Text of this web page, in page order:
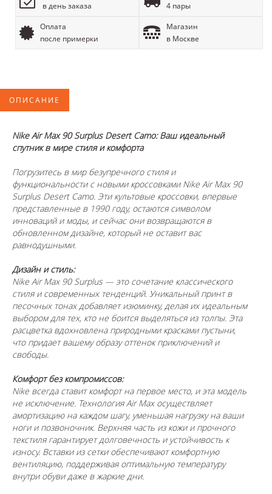
в день заказа
4 пары
Оплата
после примерки
Магазин
в Москве
ОПИСАНИЕ
Nike Air Max 90 Surplus Desert Camo: Ваш идеальный
спутник в мире стиля и комфорта
Погрузитесь в мир безупречного стиля и
функциональности с новыми кроссовками Nike Air Max 90
Surplus Desert Camo. Эти культовые кроссовки, впервые
представленные в 1990 году, остаются символом
инноваций и моды, и сейчас они возвращаются в
обновленном дизайне, который не оставит вас
равнодушными.
Дизайн и стиль:
Nike Air Max 90 Surplus — это сочетание классического
стиля и современных тенденций. Уникальный принт в
песочных тонах добавляет изюминку, делая их идеальным
выбором для тех, кто не боится выделяться из толпы. Эта
расцветка вдохновлена природными красками пустыни,
что придает вашему образу оттенок приключений и
свободы.
Комфорт без компромиссов:
Nike всегда ставит комфорт на первое место, и эта модель
не исключение. Технология Air Max осуществляет
амортизацию на каждом шагу, уменьшая нагрузку на ваши
ноги и позвоночник. Верхняя часть из кожи и прочного
текстиля гарантирует долговечность и устойчивость к
износу. Вставки из сетки обеспечивают комфортную
вентиляцию, поддерживая оптимальную температуру
внутри обуви даже в жаркие дни.